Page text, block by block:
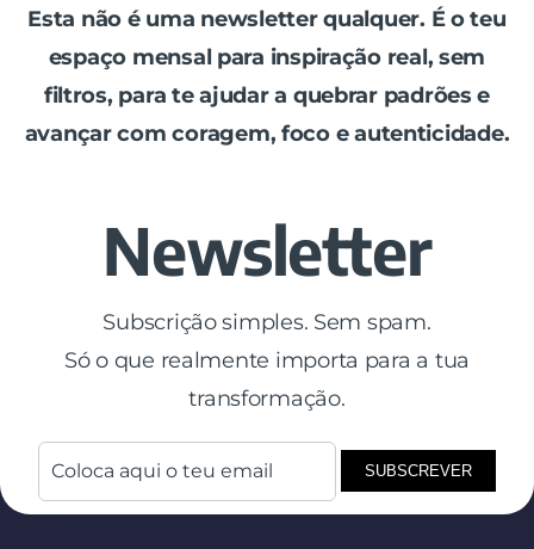
Esta não é uma newsletter qualquer. É o teu
espaço mensal para inspiração real, sem
filtros, para te ajudar a quebrar padrões e
avançar com coragem, foco e autenticidade.
Newsletter
Subscrição simples. Sem spam.
Só o que realmente importa para a tua
transformação.
SUBSCREVER